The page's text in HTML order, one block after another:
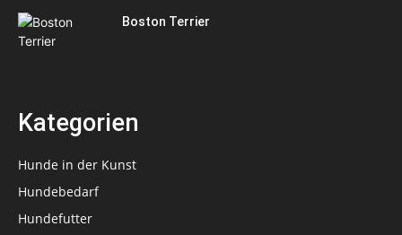
Boston Terrier
Kategorien
Hunde in der Kunst
Hundebedarf
Hundefutter